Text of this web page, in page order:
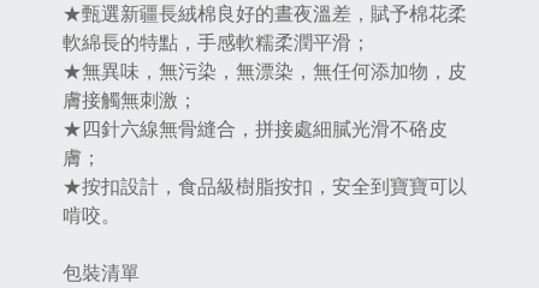
★甄選新疆長絨棉良好的晝夜溫差，賦予棉花柔
軟綿長的特點，手感軟糯柔潤平滑；
★無異味，無污染，無漂染，無任何添加物，皮
膚接觸無刺激；
★四針六線無骨縫合，拼接處細膩光滑不硌皮
膚；
★按扣設計，食品級樹脂按扣，安全到寶寶可以
啃咬。
包裝清單